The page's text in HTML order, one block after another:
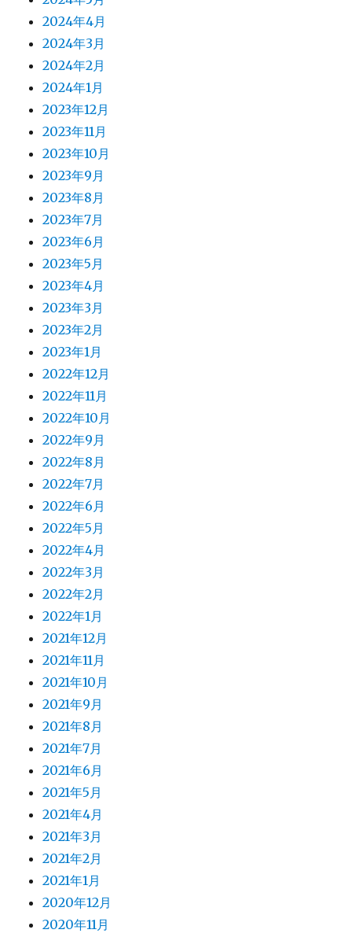
2024年4月
2024年3月
2024年2月
2024年1月
2023年12月
2023年11月
2023年10月
2023年9月
2023年8月
2023年7月
2023年6月
2023年5月
2023年4月
2023年3月
2023年2月
2023年1月
2022年12月
2022年11月
2022年10月
2022年9月
2022年8月
2022年7月
2022年6月
2022年5月
2022年4月
2022年3月
2022年2月
2022年1月
2021年12月
2021年11月
2021年10月
2021年9月
2021年8月
2021年7月
2021年6月
2021年5月
2021年4月
2021年3月
2021年2月
2021年1月
2020年12月
2020年11月